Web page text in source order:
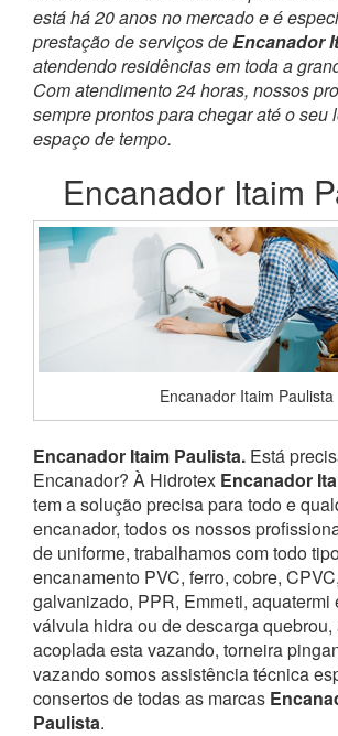
está há 20 anos no mercado e é
prestação de serviços deEncanador
atendendo residências em toda a
Com atendimento 24 horas, nossos
sempre prontos para chegar até o seu
espaço de tempo.
Encanador Itaim
Encanador Itaim Paulista
Encanador Itaim Paulista. Está
Encanador? À Hidrotex Encanador
tem a solução precisa para todo e
encanador, todos os nossos
de uniforme, trabalhamos com todo
encanamento PVC, ferro, cobre,
galvanizado, PPR, Emmeti, aquatermi
válvula hidra ou de descarga quebrou,
acoplada esta vazando, torneira
vazando somos assistência técnica
consertos de todas as marcas
Paulista.